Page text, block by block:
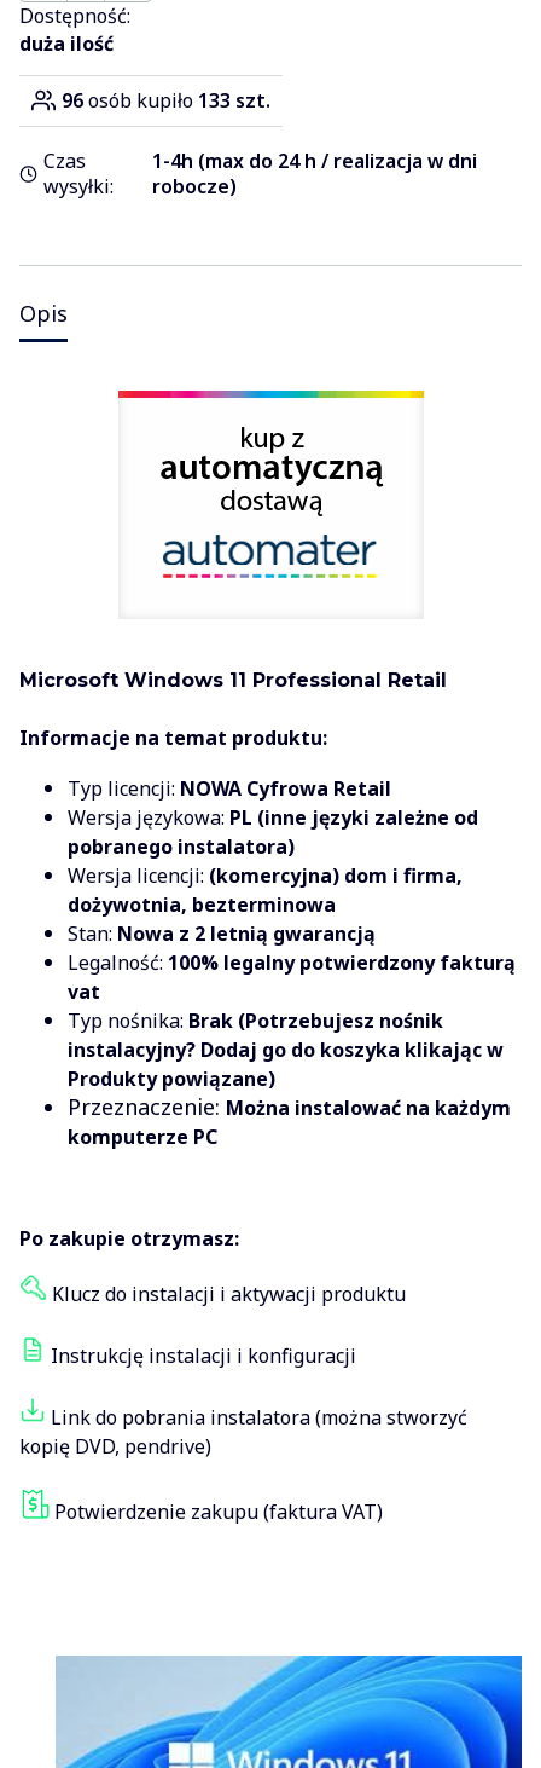
Dostępność:
duża ilość
96osób kupiło 133 szt.
Czas
wysyłki:
1-4h (max do 24 h / realizacja w dni
robocze)
Opis
Microsoft Windows 11 Professional Retail
Informacje na temat produktu:
Typ licencji: NOWA Cyfrowa Retail
Wersja językowa: PL (inne języki zależne od
pobranego instalatora)
Wersja licencji: (komercyjna) dom i firma,
dożywotnia, bezterminowa
Stan: Nowa z 2 letnią gwarancją
Legalność: 100% legalny potwierdzony fakturą
vat
Typ nośnika: Brak (Potrzebujesz nośnik
instalacyjny? Dodaj go do koszyka klikając w
Produkty powiązane)
Przeznaczenie: Można instalować na każdym
komputerze PC
Po zakupie otrzymasz:
Klucz do instalacji i aktywacji produktu
Instrukcję instalacji i konfiguracji
Link do pobrania instalatora (można stworzyć
kopię DVD, pendrive)
Potwierdzenie zakupu (faktura VAT)